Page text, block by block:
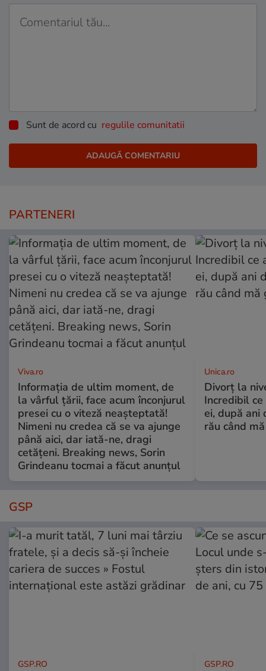
Sunt de acord cu regulile comunitatii
PARTENERI
Viva.ro
Informația de ultim moment, de
la vârful țării, face acum înconjurul
presei cu o viteză neașteptată!
Nimeni nu credea că se va ajunge
până aici, dar iată-ne, dragi
cetățeni. Breaking news, Sorin
Grindeanu tocmai a făcut anunțul
Unica.ro
Divorț la
Incredibil
ei, după ani
rău când
GSP
GSP.RO GSP.RO